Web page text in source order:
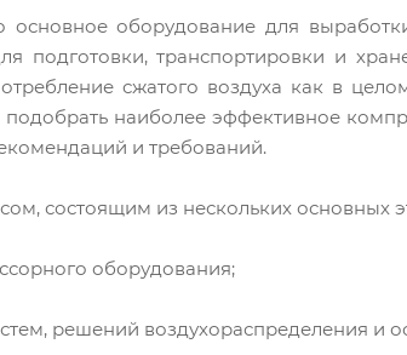
основное оборудование для
подготовки, транспортировки и
сжатого воздуха как в
наиболее эффективное
и требований.
состоящим из нескольких основных
оборудования;
решений воздухораспределения и